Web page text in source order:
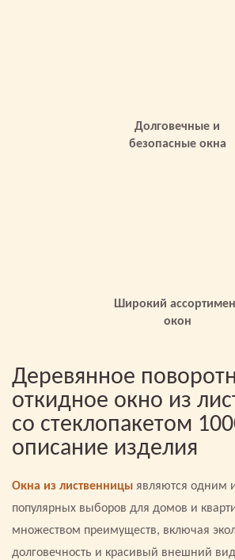
Долговечные и
безопасные окна
Широкий
окон
Деревянное
откидное окно из
со стеклопакетом
описание изделия
Окна из лиственницы являются одним
популярных выборов для домов и
множеством преимуществ, включая
долговечность и красивый внешний